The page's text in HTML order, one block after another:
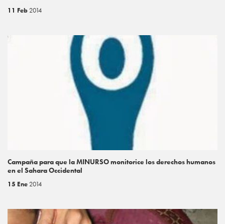
11 Feb 2014
Campaña para que la MINURSO monitorice los derechos humanos
en el Sahara Occidental
15 Ene 2014